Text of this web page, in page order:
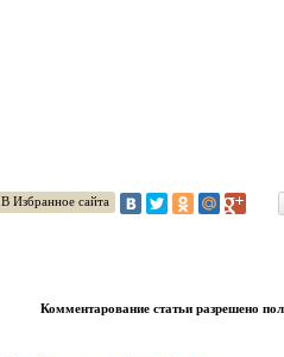
В Избранное сайта
Комментарование статьи разрешено